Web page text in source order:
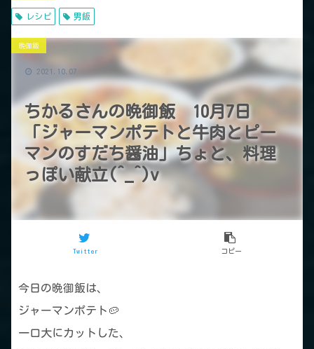
レシピ 男飯
ちかるさんの晩御飯 10月7日
「ジャーマンポテトと牛肉とピー
マンのすだち醤油」ちょと、料理
っぽい献立(^_^)v
晩御飯
Twitter コピー
2021.10.07
今日の晩御飯は、
ジャーマンポテト🥔
一口大にカットした、